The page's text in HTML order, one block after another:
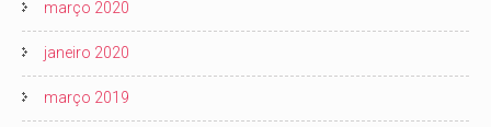
março 2020
janeiro 2020
março 2019